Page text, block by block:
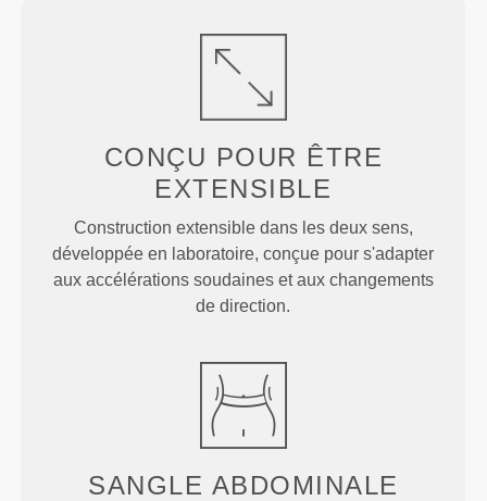
CONÇU POUR ÊTRE
EXTENSIBLE
Construction extensible dans les deux sens,
développée en laboratoire, conçue pour s'adapter
aux accélérations soudaines et aux changements
de direction.
SANGLE ABDOMINALE